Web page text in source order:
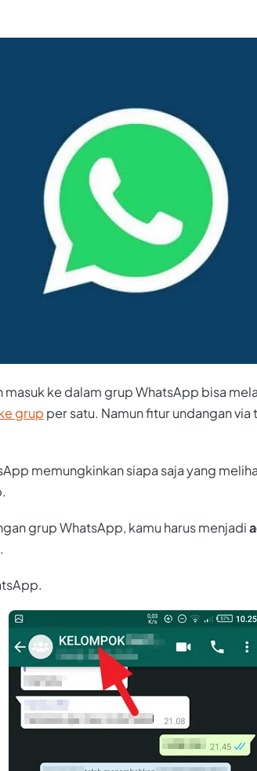
masuk ke dalam grup WhatsApp bisa
grup per satu. Namun fitur undangan
memungkinkan siapa saja yang
grup WhatsApp, kamu harus menjadi